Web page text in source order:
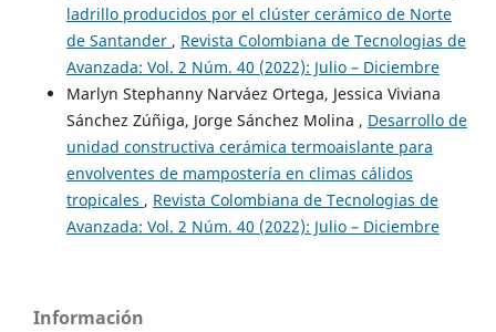
ladrillo producidos por el clúster cerámico de Norte
de Santander , Revista Colombiana de Tecnologias de
Avanzada: Vol. 2 Núm. 40 (2022): Julio – Diciembre
Marlyn Stephanny Narváez Ortega, Jessica Viviana
Sánchez Zúñiga, Jorge Sánchez Molina , Desarrollo de
unidad constructiva cerámica termoaislante para
envolventes de mampostería en climas cálidos
tropicales , Revista Colombiana de Tecnologias de
Avanzada: Vol. 2 Núm. 40 (2022): Julio – Diciembre
Información